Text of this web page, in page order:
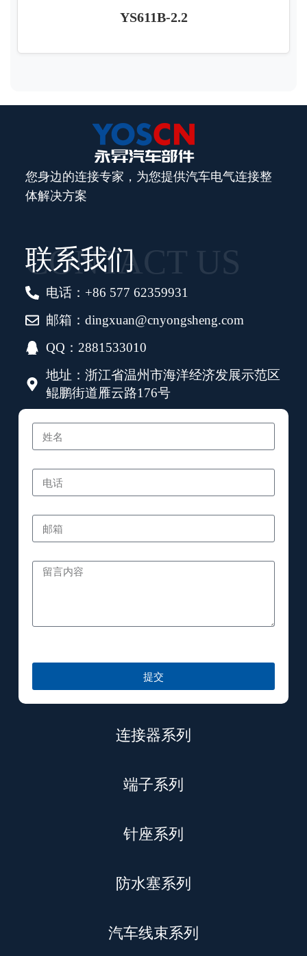
YS611B-2.2
您身边的连接专家，为您提供汽车电气连接整
体解决方案
CONTACT US
联系我们
电话：+86 577 62359931
邮箱：dingxuan@cnyongsheng.com
QQ：2881533010
地址：浙江省温州市海洋经济发展示范区
鲲鹏街道雁云路176号
提交
连接器系列
端子系列
针座系列
防水塞系列
汽车线束系列